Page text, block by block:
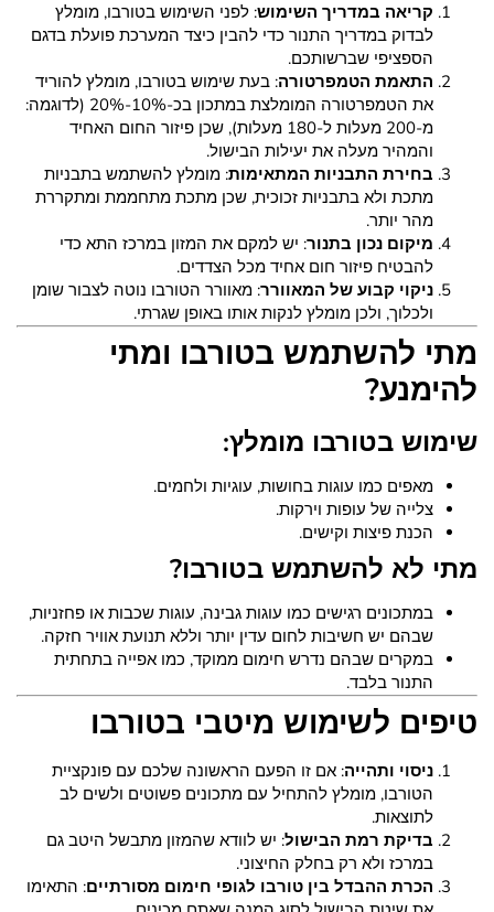
קריאה במדריך השימוש: לפני השימוש בטורבו, מומלץ
לבדוק במדריך התנור כדי להבין כיצד המערכת פועלת בדגם
הספציפי שברשותכם.
התאמת הטמפרטורה: בעת שימוש בטורבו, מומלץ להוריד
את הטמפרטורה המומלצת במתכון בכ-10%-20% (לדוגמה:
מ-200 מעלות ל-180 מעלות), שכן פיזור החום האחיד
והמהיר מעלה את יעילות הבישול.
בחירת התבניות המתאימות: מומלץ להשתמש בתבניות
מתכת ולא בתבניות זכוכית, שכן מתכת מתחממת ומתקררת
מהר יותר.
מיקום נכון בתנור: יש למקם את המזון במרכז התא כדי
להבטיח פיזור חום אחיד מכל הצדדים.
ניקוי קבוע של המאוורר: מאוורר הטורבו נוטה לצבור שומן
ולכלוך, ולכן מומלץ לנקות אותו באופן שגרתי.
מתי להשתמש בטורבו ומתי
להימנע?
שימוש בטורבו מומלץ:
מאפים כמו עוגות בחושות, עוגיות ולחמים.
צלייה של עופות וירקות.
הכנת פיצות וקישים.
מתי לא להשתמש בטורבו?
במתכונים רגישים כמו עוגות גבינה, עוגות שכבות או פחזניות,
שבהם יש חשיבות לחום עדין יותר וללא תנועת אוויר חזקה.
במקרים שבהם נדרש חימום ממוקד, כמו אפייה בתחתית
התנור בלבד.
טיפים לשימוש מיטבי בטורבו
ניסוי ותהייה: אם זו הפעם הראשונה שלכם עם פונקציית
הטורבו, מומלץ להתחיל עם מתכונים פשוטים ולשים לב
לתוצאות.
בדיקת רמת הבישול: יש לוודא שהמזון מתבשל היטב גם
במרכז ולא רק בחלק החיצוני.
הכרת ההבדל בין טורבו לגופי חימום מסורתיים: התאימו